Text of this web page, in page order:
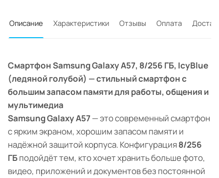
Описание Характеристики Отзывы Оплата
Смартфон Samsung Galaxy A57, 8/256 ГБ, IcyBlue
(ледяной голубой) — стильный смартфон с
большим запасом памяти для работы, общения и
мультимедиа
Samsung Galaxy A57— это современный смартфон
с ярким экраном, хорошим запасом памяти и
надёжной защитой корпуса. Конфигурация8/256
ГБподойдёт тем, кто хочет хранить больше фото,
видео, приложений и документов без постоянной